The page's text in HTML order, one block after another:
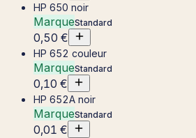
HP 650 noir
MarqueStandard
0,50 €
HP 652 couleur
MarqueStandard
0,10 €
HP 652A noir
MarqueStandard
0,01 €